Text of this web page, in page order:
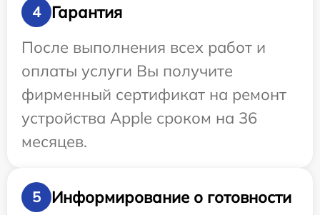
4
Гарантия
После выполнения всех работ и
оплаты услуги Вы получите
фирменный сертификат на ремонт
устройства Apple сроком на 36
месяцев.
5
Информирование о готовности